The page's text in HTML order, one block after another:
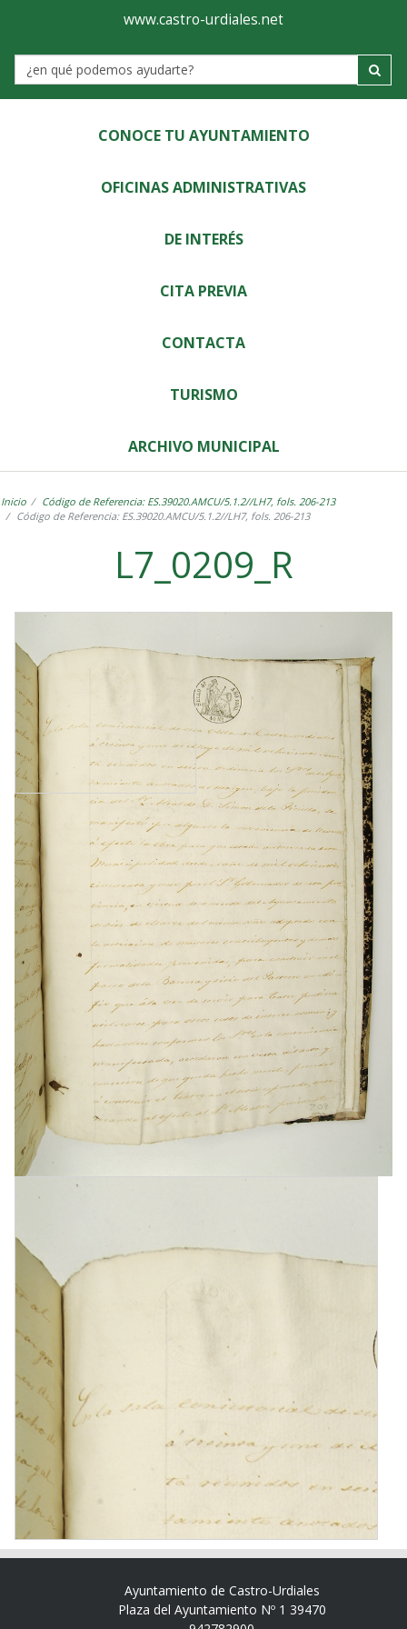
Ayuntamiento
de
Castro-
Urdiales
www.castro-urdiales.net
Label
CONOCE TU AYUNTAMIENTO
OFICINAS ADMINISTRATIVAS
DE INTERÉS
CITA PREVIA
CONTACTA
TURISMO
ARCHIVO MUNICIPAL
Inicio
Código de Referencia: ES.39020.AMCU/5.1.2//LH7, fols. 206-213
Código de Referencia: ES.39020.AMCU/5.1.2//LH7, fols. 206-213
L7_0209_R
Ayuntamiento de Castro-Urdiales
Plaza del Ayuntamiento Nº 1 39470